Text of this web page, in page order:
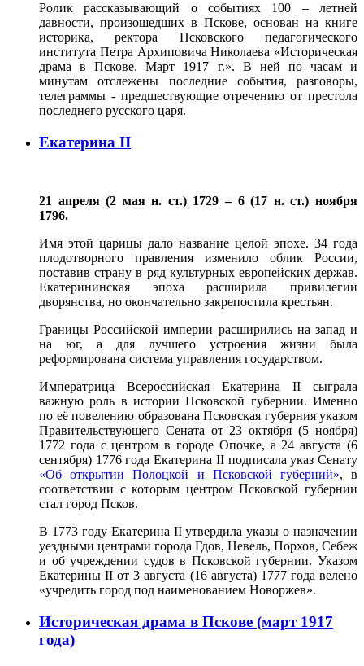
Ролик рассказывающий о событиях 100 – летней
давности, произошедших в Пскове, основан на книге
историка, ректора Псковского педагогического
института Петра Архиповича Николаева «Историческая
драма в Пскове. Март 1917 г.». В ней по часам и
минутам отслежены последние события, разговоры,
телеграммы - предшествующие отречению от престола
последнего русского царя.
Екатерина II
21 апреля (2 мая н. ст.) 1729 – 6 (17 н. ст.) ноября
1796.
Имя этой царицы дало название целой эпохе. 34 года
плодотворного правления изменило облик России,
поставив страну в ряд культурных европейских держав.
Екатерининская эпоха расширила привилегии
дворянства, но окончательно закрепостила крестьян.
Границы Российской империи расширились на запад и
на юг, а для лучшего устроения жизни была
реформирована система управления государством.
Императрица Всероссийская Екатерина II сыграла
важную роль в истории Псковской губернии. Именно
по её повелению образована Псковская губерния указом
Правительствующего Сената от 23 октября (5 ноября)
1772 года с центром в городе Опочке, а 24 августа (6
сентября) 1776 года Екатерина II подписала указ Сенату
«Об открытии Полоцкой и Псковской губерний», в
соответствии с которым центром Псковской губернии
стал город Псков.
В 1773 году Екатерина II утвердила указы о назначении
уездными центрами города Гдов, Невель, Порхов, Себеж
и об учреждении судов в Псковской губернии. Указом
Екатерины II от 3 августа (16 августа) 1777 года велено
«учредить город под наименованием Новоржев».
Историческая драма в Пскове (март 1917
года)